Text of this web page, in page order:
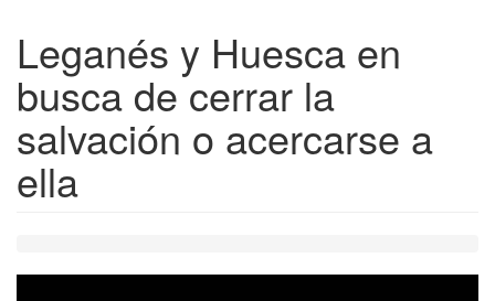
Leganés y Huesca en
busca de cerrar la
salvación o acercarse a
ella